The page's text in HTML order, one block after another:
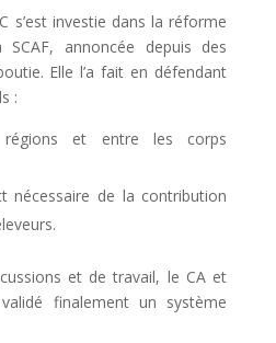
s’est investie dans la réforme
annoncée depuis des
Elle l’a fait en défendant
:
régions et entre les corps
nécessaire de la contribution
et de travail, le CA et
finalement un système